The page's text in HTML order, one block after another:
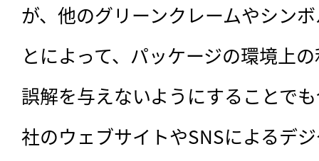
が、他のグリーンクレームやシン
とによって、パッケージの環境上
誤解を与えないようにすることで
社のウェブサイトやSNSによるデ